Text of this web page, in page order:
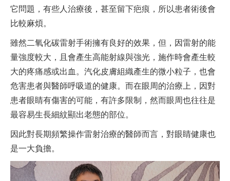
它問題，有些人治療後，甚至留下疤痕，所以患者術後會
比較麻煩。
雖然二氧化碳雷射手術擁有良好的效果，但，因雷射的能
量強度較大，且會產生高能射線與強光，施作時會產生較
大的疼痛感或出血。汽化皮膚組織產生的微小粒子，也會
危害患者與醫師呼吸道的健康。而在眼周的治療上，因對
患者眼睛有傷害的可能，有許多限制，然而眼周也往往是
最容易生長細紋顯出老態的部位。
因此對長期頻繁操作雷射治療的醫師而言，對眼睛健康也
是一大負擔。